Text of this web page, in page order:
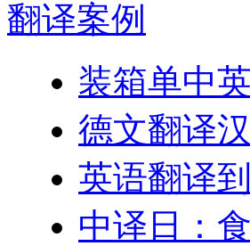
翻译案例
装箱单中
德文翻译
英语翻译
中译日：